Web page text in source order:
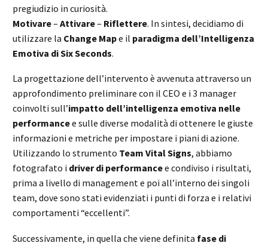
pregiudizio in curiosità.
Motivare– Attivare– Riflettere. In sintesi, decidiamo di
utilizzare la Change Mape il paradigma dell’Intelligenza
Emotiva di Six Seconds.
La progettazione dell’intervento è avvenuta attraverso un
approfondimento preliminare con il CEO e i 3 manager
coinvolti sull’impatto dell’intelligenza emotiva nelle
performancee sulle diverse modalità di ottenere le giuste
informazioni e metriche per impostare i piani di azione.
Utilizzando lo strumento Team Vital Signs, abbiamo
fotografato i driver di performancee condiviso i risultati,
prima a livello di management e poi all’interno dei singoli
team, dove sono stati evidenziati i punti di forza e i relativi
comportamenti “eccellenti”.
Successivamente, in quella che viene definita fase di